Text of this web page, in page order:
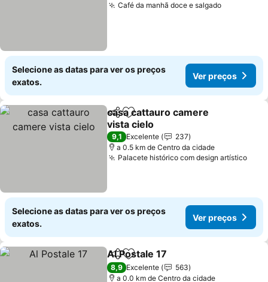
Café da manhã doce e salgado
Selecione as datas para ver os preços
exatos.
Ver preços
PartilharAdicionar aos favoritos
casa cattauro camere
vista cielo
9,1 Excelente
237
a 0.5 km de Centro da cidade
Palacete histórico com design artístico
Selecione as datas para ver os preços
exatos.
Ver preços
PartilharAdicionar aos favoritos
Al Postale 17
8,9 Excelente
563
a 0.0 km de Centro da cidade